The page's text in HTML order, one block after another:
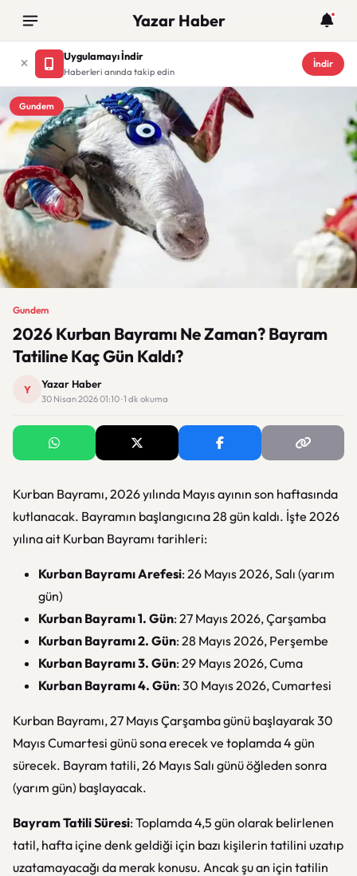
Yazar Haber
Uygulamayı İndir
Haberleri anında takip edin
İndir
Gundem
Gundem
2026 Kurban Bayramı Ne Zaman? Bayram
Tatiline Kaç Gün Kaldı?
Y Yazar Haber
30 Nisan 2026 01:10 · 1 dk okuma
Kurban Bayramı, 2026 yılında Mayıs ayının son haftasında
kutlanacak. Bayramın başlangıcına 28 gün kaldı. İşte 2026
yılına ait Kurban Bayramı tarihleri:
Kurban Bayramı Arefesi: 26 Mayıs 2026, Salı (yarım
gün)
Kurban Bayramı 1. Gün: 27 Mayıs 2026, Çarşamba
Kurban Bayramı 2. Gün: 28 Mayıs 2026, Perşembe
Kurban Bayramı 3. Gün: 29 Mayıs 2026, Cuma
Kurban Bayramı 4. Gün: 30 Mayıs 2026, Cumartesi
Kurban Bayramı, 27 Mayıs Çarşamba günü başlayarak 30
Mayıs Cumartesi günü sona erecek ve toplamda 4 gün
sürecek. Bayram tatili, 26 Mayıs Salı günü öğleden sonra
(yarım gün) başlayacak.
Bayram Tatili Süresi: Toplamda 4,5 gün olarak belirlenen
tatil, hafta içine denk geldiği için bazı kişilerin tatilini uzatıp
uzatamayacağı da merak konusu. Ancak şu an için tatilin